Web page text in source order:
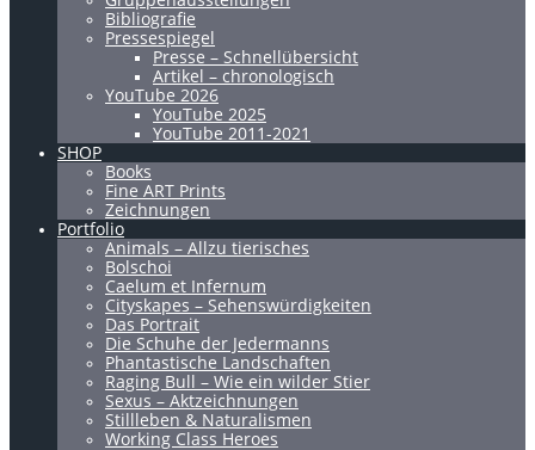
Bibliografie
Pressespiegel
Presse – Schnellübersicht
Artikel – chronologisch
YouTube 2026
YouTube 2025
YouTube 2011-2021
SHOP
Books
Fine ART Prints
Zeichnungen
Portfolio
Animals – Allzu tierisches
Bolschoi
Caelum et Infernum
Cityskapes – Sehenswürdigkeiten
Das Portrait
Die Schuhe der Jedermanns
Phantastische Landschaften
Raging Bull – Wie ein wilder Stier
Sexus – Aktzeichnungen
Stillleben & Naturalismen
Working Class Heroes